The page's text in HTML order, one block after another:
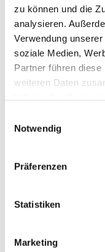
zu können und die
analysieren.
Verwendung
soziale Medien,
Partner führen
weiteren Daten
Notwendig
Präferenzen
Statistiken
Marketing
Dies